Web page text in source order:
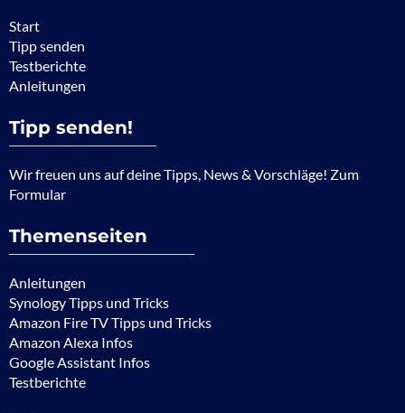
Start
Tipp senden
Testberichte
Anleitungen
Tipp senden!
Wir freuen uns auf deine Tipps, News & Vorschläge! Zum
Formular
Themenseiten
Anleitungen
Synology Tipps und Tricks
Amazon Fire TV Tipps und Tricks
Amazon Alexa Infos
Google Assistant Infos
Testberichte